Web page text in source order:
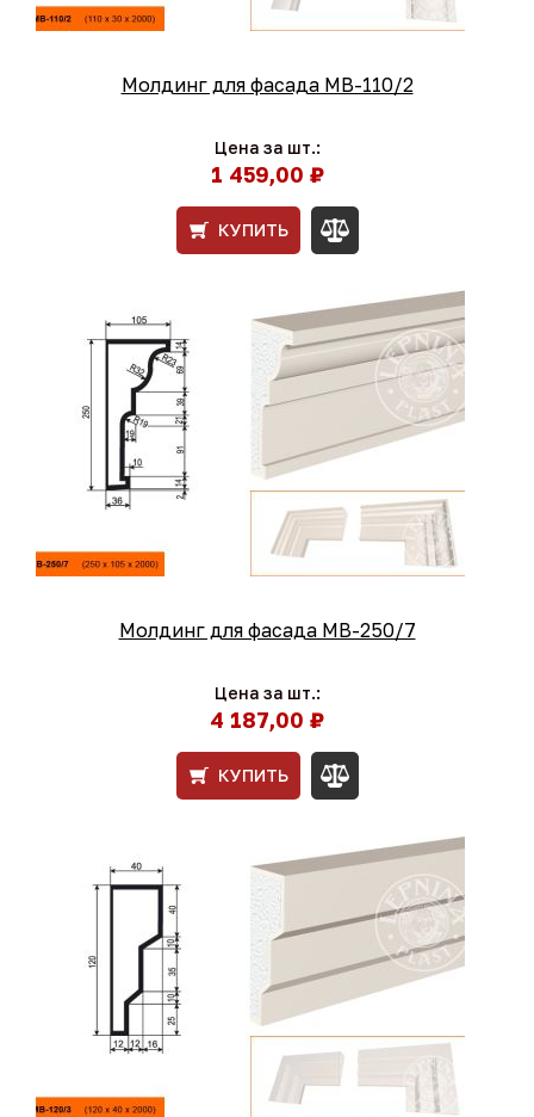
Молдинг для фасада МВ-110/2
Цена за шт.:
1 459,00 ₽
КУПИТЬ
Молдинг для фасада МВ-250/7
Цена за шт.:
4 187,00 ₽
КУПИТЬ